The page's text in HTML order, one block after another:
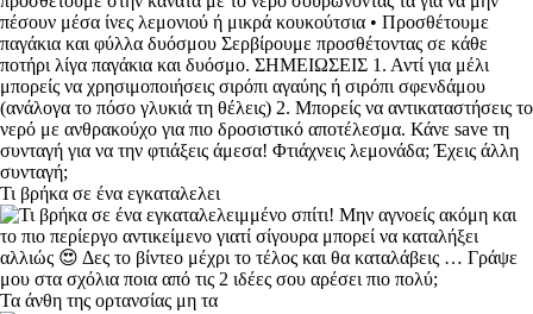
Τι βρήκα σε ένα εγκαταλελει
Τα άνθη της ορτανσίας μη τα